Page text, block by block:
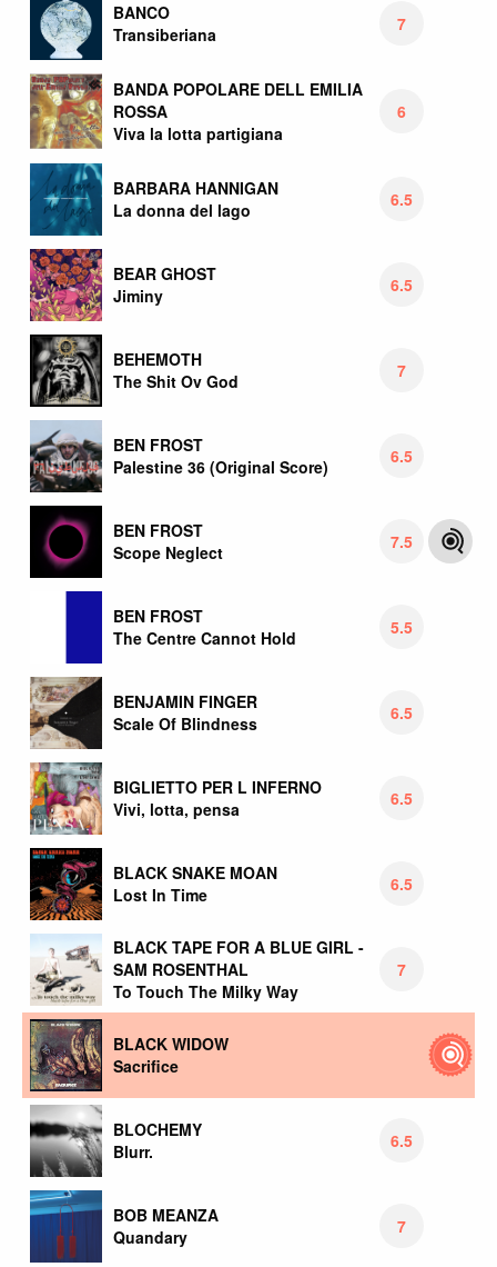
BANCO
Transiberiana
7
BANDA POPOLARE DELL EMILIA
ROSSA
Viva la lotta partigiana
6
BARBARA HANNIGAN
La donna del lago
6.5
BEAR GHOST
Jiminy
6.5
BEHEMOTH
The Shit Ov God
7
BEN FROST
Palestine 36 (Original Score)
6.5
BEN FROST
Scope Neglect
7.5
BEN FROST
The Centre Cannot Hold
5.5
BENJAMIN FINGER
Scale Of Blindness
6.5
BIGLIETTO PER L INFERNO
Vivi, lotta, pensa
6.5
BLACK SNAKE MOAN
Lost In Time
6.5
BLACK TAPE FOR A BLUE GIRL -
SAM ROSENTHAL
To Touch The Milky Way
7
BLACK WIDOW
Sacrifice
BLOCHEMY
Blurr.
6.5
BOB MEANZA
Quandary
7